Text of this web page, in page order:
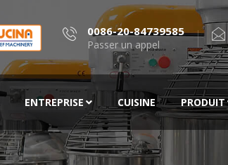
0086-20-84739585
Passer un appel
ENTREPRISE CUISINE PRODUIT